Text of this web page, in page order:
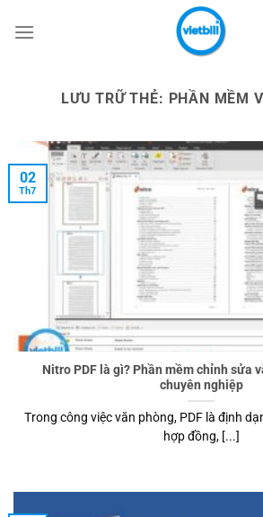
qua
LƯU TRỮ THẺ: PHẦN MỀM
Nitro PDF là gì? Phần mềm chỉnh sửa
chuyên nghiệp
Trong công việc văn phòng, PDF là định
hợp đồng, [...]
02
Th7